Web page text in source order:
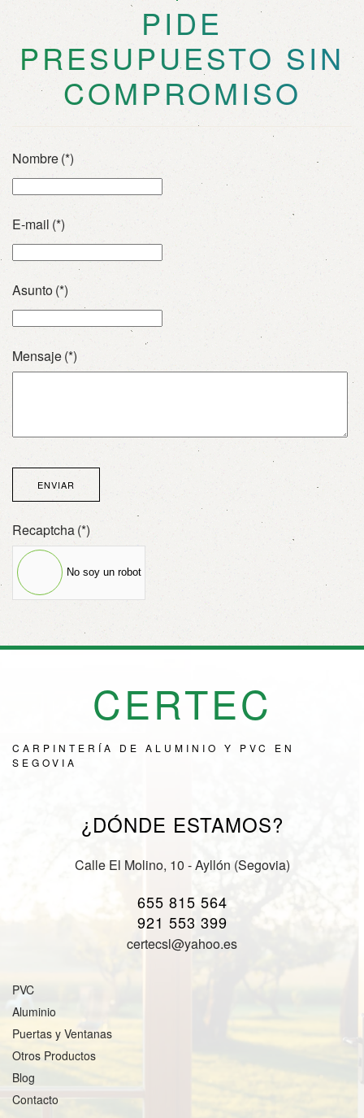
PIDE
PRESUPUESTO SIN
COMPROMISO
Nombre(*)
E-mail (*)
Asunto(*)
Mensaje(*)
ENVIAR
Recaptcha(*)
No soy un robot
CERTEC
CARPINTERÍA DE ALUMINIO Y PVC EN
SEGOVIA
¿DÓNDE ESTAMOS?
Calle El Molino, 10 - Ayllón (Segovia)
655 815 564
921 553 399
certecsl@yahoo.es
PVC
Aluminio
Puertas y Ventanas
Otros Productos
Blog
Contacto